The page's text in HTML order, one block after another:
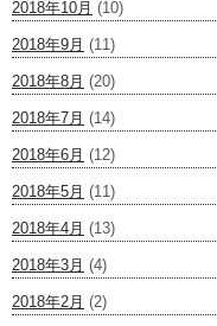
2018年10月 (10)
2018年9月 (11)
2018年8月 (20)
2018年7月 (14)
2018年6月 (12)
2018年5月 (11)
2018年4月 (13)
2018年3月 (4)
2018年2月 (2)